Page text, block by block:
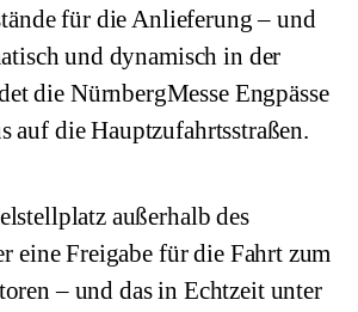
für die Anlieferung – und
und dynamisch in der
die NürnbergMesse Engpässe
auf die Hauptzufahrtsstraßen.
außerhalb des
eine Freigabe für die Fahrt zum
– und das in Echtzeit unter